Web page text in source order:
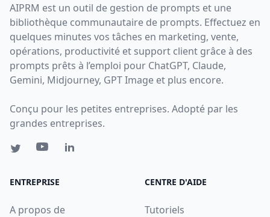
AIPRM est un outil de gestion de prompts et une
bibliothèque communautaire de prompts. Effectuez en
quelques minutes vos tâches en marketing, vente,
opérations, productivité et support client grâce à des
prompts prêts à l’emploi pour ChatGPT, Claude,
Gemini, Midjourney, GPT Image et plus encore.
Conçu pour les petites entreprises. Adopté par les
grandes entreprises.
ENTREPRISE
A propos de
CENTRE D'AIDE
Tutoriels